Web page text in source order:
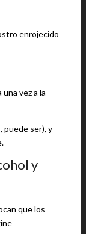
enrojecido
vez a la
puede ser), y
y
que los